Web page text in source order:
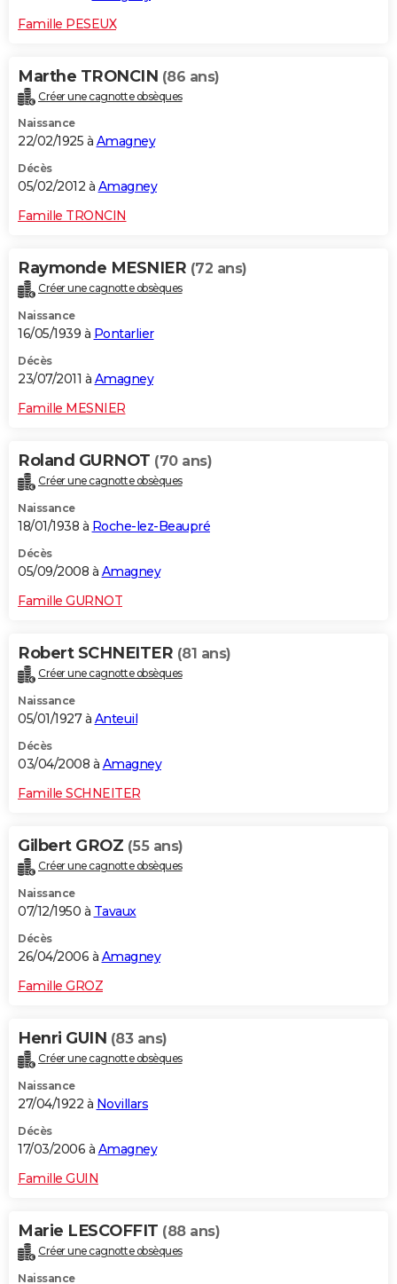
Famille PESEUX
Marthe TRONCIN (86 ans)
Créer une cagnotte obsèques
Naissance
22/02/1925 à Amagney
Décès
05/02/2012 à Amagney
Famille TRONCIN
Raymonde MESNIER (72 ans)
Créer une cagnotte obsèques
Naissance
16/05/1939 à Pontarlier
Décès
23/07/2011 à Amagney
Famille MESNIER
Roland GURNOT (70 ans)
Créer une cagnotte obsèques
Naissance
18/01/1938 à Roche-lez-Beaupré
Décès
05/09/2008 à Amagney
Famille GURNOT
Robert SCHNEITER (81 ans)
Créer une cagnotte obsèques
Naissance
05/01/1927 à Anteuil
Décès
03/04/2008 à Amagney
Famille SCHNEITER
Gilbert GROZ (55 ans)
Créer une cagnotte obsèques
Naissance
07/12/1950 à Tavaux
Décès
26/04/2006 à Amagney
Famille GROZ
Henri GUIN (83 ans)
Créer une cagnotte obsèques
Naissance
27/04/1922 à Novillars
Décès
17/03/2006 à Amagney
Famille GUIN
Marie LESCOFFIT (88 ans)
Créer une cagnotte obsèques
Naissance